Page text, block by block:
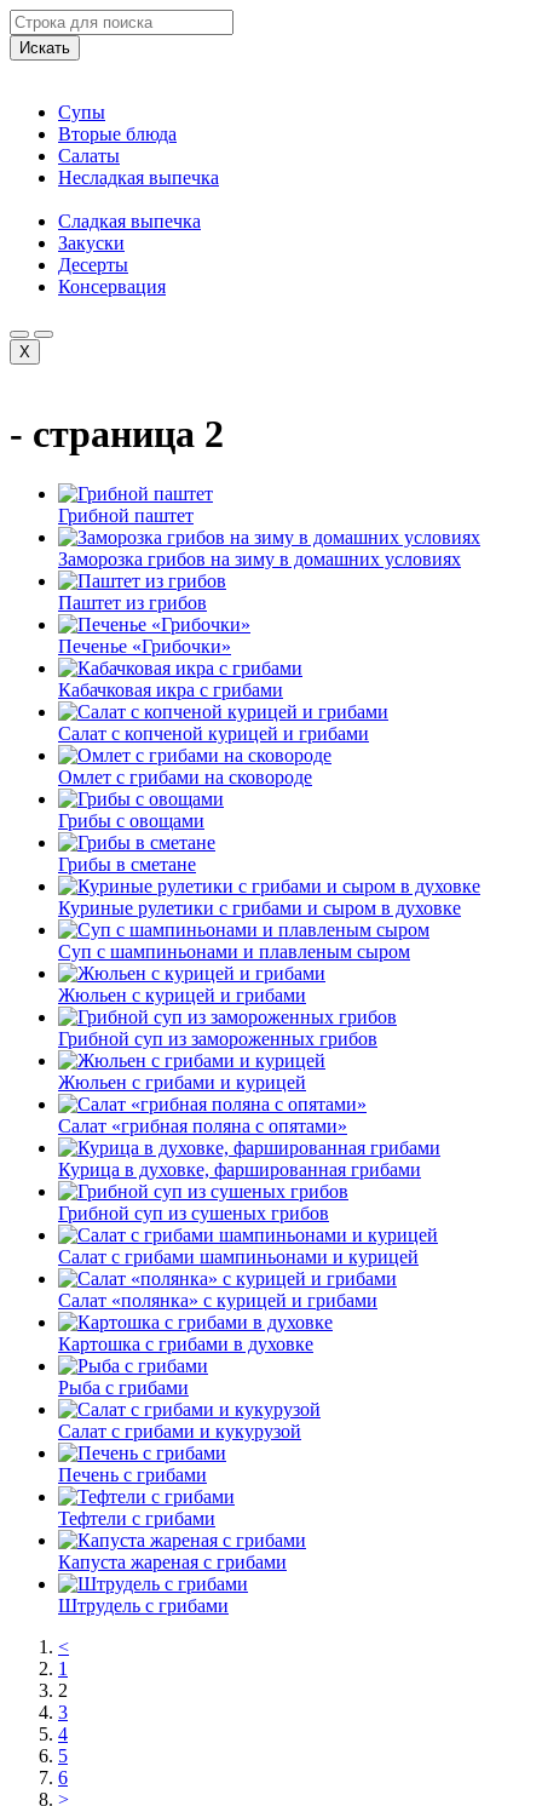
Искать
Супы
Вторые блюда
Салаты
Несладкая выпечка
Сладкая выпечка
Закуски
Десерты
Консервация
X
- страница 2
Грибной паштет
Заморозка грибов на зиму в домашних условиях
Паштет из грибов
Печенье «Грибочки»
Кабачковая икра с грибами
Салат с копченой курицей и грибами
Омлет с грибами на сковороде
Грибы с овощами
Грибы в сметане
Куриные рулетики с грибами и сыром в духовке
Суп с шампиньонами и плавленым сыром
Жюльен с курицей и грибами
Грибной суп из замороженных грибов
Жюльен с грибами и курицей
Салат «грибная поляна с опятами»
Курица в духовке, фаршированная грибами
Грибной суп из сушеных грибов
Салат с грибами шампиньонами и курицей
Салат «полянка» с курицей и грибами
Картошка с грибами в духовке
Рыба с грибами
Салат с грибами и кукурузой
Печень с грибами
Тефтели с грибами
Капуста жареная с грибами
Штрудель с грибами
<
1
2
3
4
5
6
>